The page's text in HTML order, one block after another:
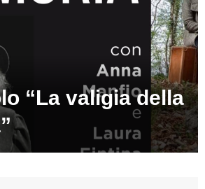
“La valigia della